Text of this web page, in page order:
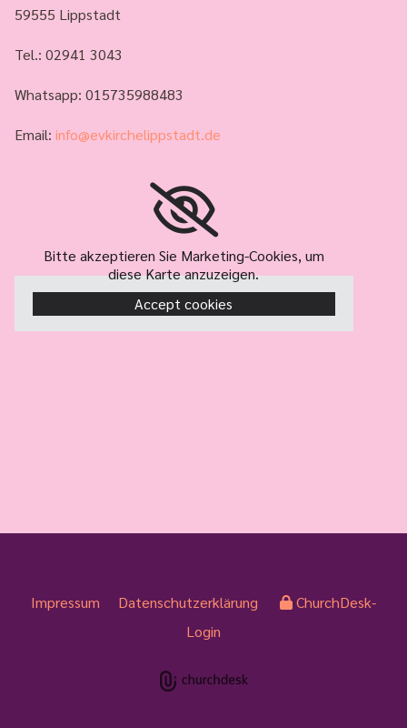
59555 Lippstadt
Tel.: 02941 3043
Whatsapp: 015735988483
Email: info@evkirchelippstadt.de
Bitte akzeptieren Sie Marketing-Cookies, um
diese Karte anzuzeigen.
Accept cookies
Impressum Datenschutzerklärung
ChurchDesk-
Login